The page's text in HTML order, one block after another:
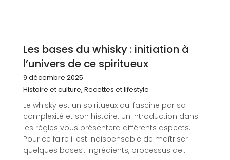
Les bases du whisky : initiation à
l’univers de ce spiritueux
9 décembre 2025
Histoire et culture, Recettes et lifestyle
Le whisky est un spiritueux qui fascine par sa
complexité et son histoire. Un introduction dans
les règles vous présentera différents aspects.
Pour ce faire il est indispensable de maîtriser
quelques bases : ingrédients, processus de...